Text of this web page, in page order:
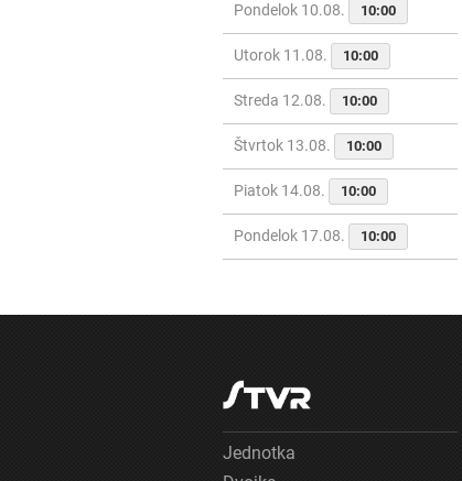
Pondelok 10.08. 10:00
Utorok 11.08. 10:00
Streda 12.08. 10:00
Štvrtok 13.08. 10:00
Piatok 14.08. 10:00
Pondelok 17.08. 10:00
Jednotka